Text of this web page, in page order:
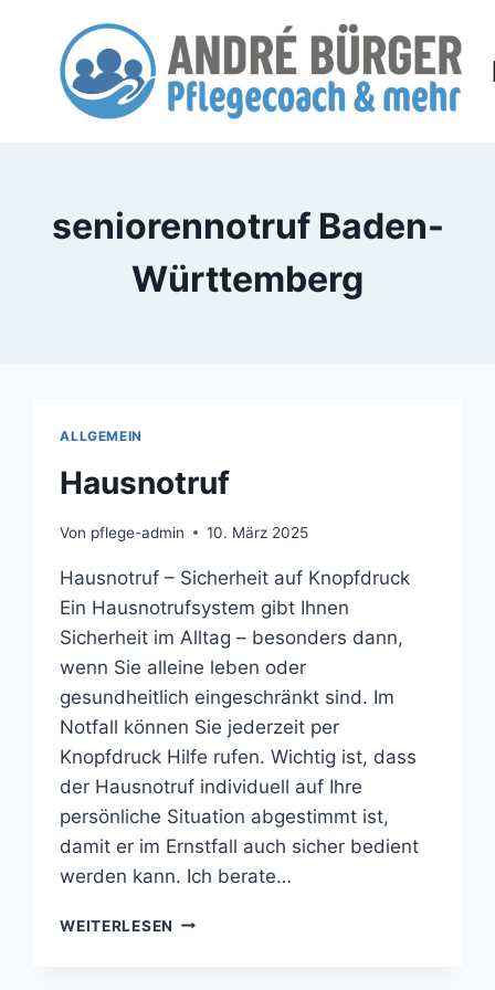
springen
seniorennotruf Baden-
Württemberg
ALLGEMEIN
Hausnotruf
Von pflege-admin 10. März 2025
Hausnotruf – Sicherheit auf Knopfdruck
Ein Hausnotrufsystem gibt Ihnen
Sicherheit im Alltag – besonders dann,
wenn Sie alleine leben oder
gesundheitlich eingeschränkt sind. Im
Notfall können Sie jederzeit per
Knopfdruck Hilfe rufen. Wichtig ist, dass
der Hausnotruf individuell auf Ihre
persönliche Situation abgestimmt ist,
damit er im Ernstfall auch sicher bedient
werden kann. Ich berate…
WEITERLESEN HAUSNOTRUF